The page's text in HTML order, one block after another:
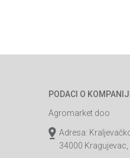
PODACI O KOMPANIJI
Agromarket doo
Adresa:
34000 Kragujevac,